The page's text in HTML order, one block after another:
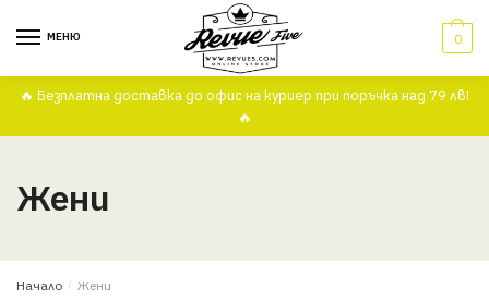
МЕНЮ 0
🔥 Безплатна доставка до офис на куриер при поръчка над 79 лв!
🔥
Жени
Начало / Жени